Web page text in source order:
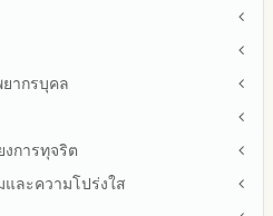
การสอบถาม
คคล
วข้องกับแนวทางส่งเสริมความ
นาสำนักงานเขตพื้นที่การศึกษา
รดำเนินงานและการใช้งบประมาณ
ารจัดหาพัสดุรายเดือน ประจำ
ขร.1)
ระมาณ พ.ศ. 2568
ากรบุคล
รและพัฒนาทรัพยากรบุคลล ประจำ
ฒนาทรัพยากรบุคคลประจำ
งเรียนการทุจริตและประพฤติมิชอบ
ารทุจริตและประพฤติมิชอบ
ทุจริตและประพฤติมิชอบ ประจำ
งการทุจริต
Policy จากการปฏิบัติหน้าที่และ
กณฑ์การรับทรัพย์สินหรือประโยชน์อื่น
ละความโปร่งใส